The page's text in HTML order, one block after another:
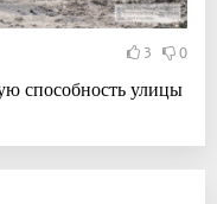
3 0
способность улицы